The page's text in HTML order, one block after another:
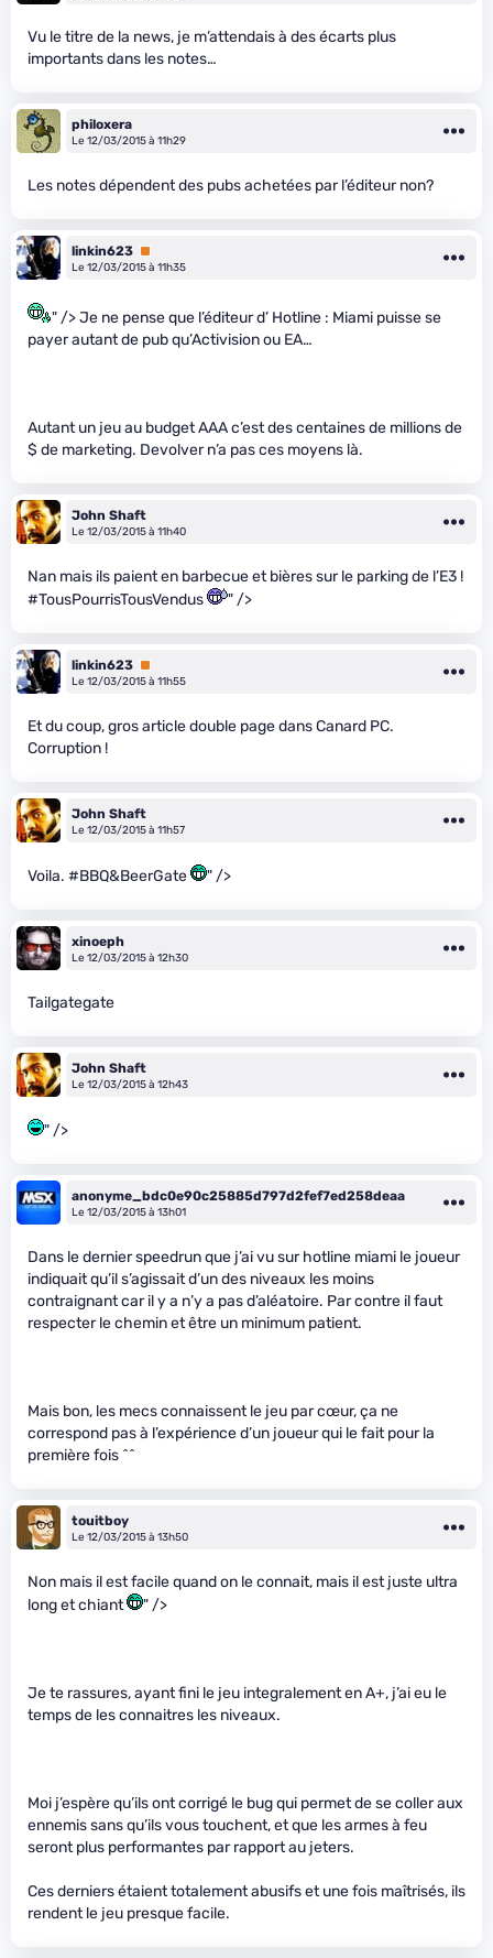
Vu le titre de la news, je m’attendais à des écarts plus
importants dans les notes…
philoxera
Le 12/03/2015 à 11h29
Les notes dépendent des pubs achetées par l’éditeur non?
linkin623 Premium
Le 12/03/2015 à 11h35
" /> Je ne pense que l’éditeur d’ Hotline : Miami puisse se
payer autant de pub qu’Activision ou EA…
Autant un jeu au budget AAA c’est des centaines de millions de
$ de marketing. Devolver n’a pas ces moyens là.
John Shaft
Le 12/03/2015 à 11h40
Nan mais ils paient en barbecue et bières sur le parking de l’E3 !
#TousPourrisTousVendus
" />
linkin623 Premium
Le 12/03/2015 à 11h55
Et du coup, gros article double page dans Canard PC.
Corruption !
John Shaft
Le 12/03/2015 à 11h57
Voila. #BBQ&BeerGate " />
xinoeph
Le 12/03/2015 à 12h30
Tailgategate
John Shaft
Le 12/03/2015 à 12h43
" />
anonyme_bdc0e90c25885d797d2fef7ed258deaa
Le 12/03/2015 à 13h01
Dans le dernier speedrun que j’ai vu sur hotline miami le joueur
indiquait qu’il s’agissait d’un des niveaux les moins
contraignant car il y a n’y a pas d’aléatoire. Par contre il faut
respecter le chemin et être un minimum patient.
Mais bon, les mecs connaissent le jeu par cœur, ça ne
correspond pas à l’expérience d’un joueur qui le fait pour la
première fois ^^
touitboy
Le 12/03/2015 à 13h50
Non mais il est facile quand on le connait, mais il est juste ultra
long et chiant
" />
Je te rassures, ayant fini le jeu integralement en A+, j’ai eu le
temps de les connaitres les niveaux.
Moi j’espère qu’ils ont corrigé le bug qui permet de se coller aux
ennemis sans qu’ils vous touchent, et que les armes à feu
seront plus performantes par rapport au jeters.
Ces derniers étaient totalement abusifs et une fois maîtrisés, ils
rendent le jeu presque facile.